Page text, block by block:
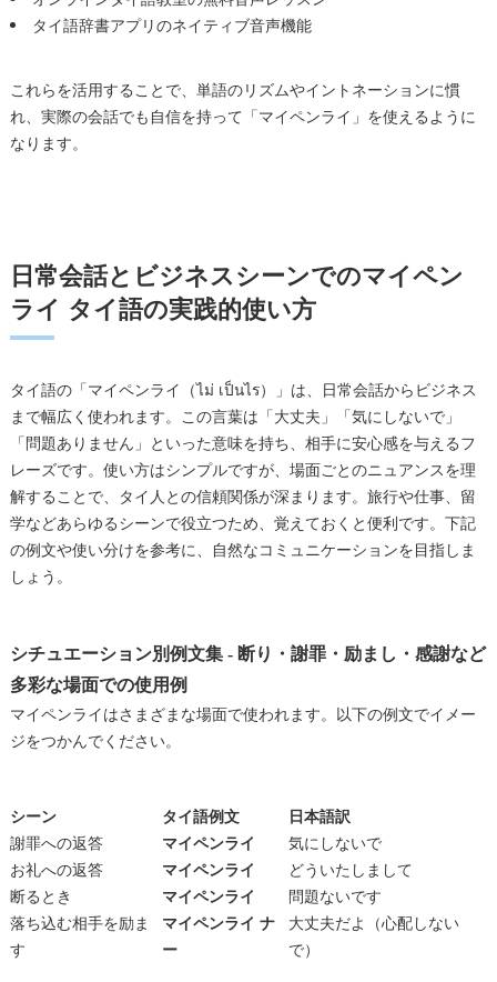
タイ語辞書アプリのネイティブ音声機能
これらを活用することで、単語のリズムやイントネーションに慣
れ、実際の会話でも自信を持って「マイペンライ」を使えるように
なります。
日常会話とビジネスシーンでのマイペン
ライ タイ語の実践的使い方
タイ語の「マイペンライ（ไม่ เป็นไร）」は、日常会話からビジネス
まで幅広く使われます。この言葉は「大丈夫」「気にしないで」
「問題ありません」といった意味を持ち、相手に安心感を与えるフ
レーズです。使い方はシンプルですが、場面ごとのニュアンスを理
解することで、タイ人との信頼関係が深まります。旅行や仕事、留
学などあらゆるシーンで役立つため、覚えておくと便利です。下記
の例文や使い分けを参考に、自然なコミュニケーションを目指しま
しょう。
シチュエーション別例文集 - 断り・謝罪・励まし・感謝など
多彩な場面での使用例
マイペンライはさまざまな場面で使われます。以下の例文でイメー
ジをつかんでください。
シーン タイ語例文
日本語訳
謝罪への返答
マイペンライ
気にしないで
お礼への返答
マイペンライ
どういたしまして
断るとき
マイペンライ
問題ないです
落ち込む相手を励ま
す
マイペンライ ナ
ー
大丈夫だよ（心配しない
で）